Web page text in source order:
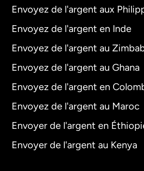
Envoyez de l'argent aux
Envoyez de l'argent en Inde
Envoyez de l'argent au
Envoyez de l'argent au Ghana
Envoyez de l'argent en
Envoyez de l'argent au Maroc
Envoyer de l'argent en
Envoyer de l'argent au Kenya